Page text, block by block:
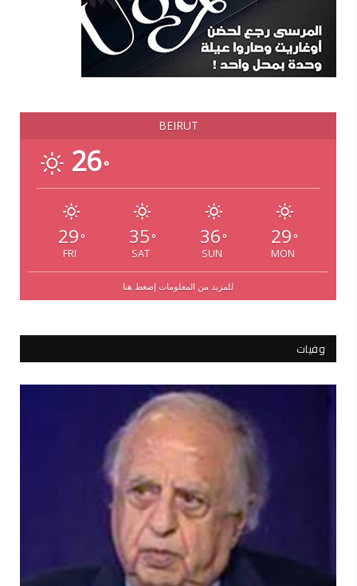
BEIRUT
26°
29 °
FRI
35 °
SAT
36 °
SUN
29 °
MON
للمزيد من المعلومات إضغط هنا
وفيات